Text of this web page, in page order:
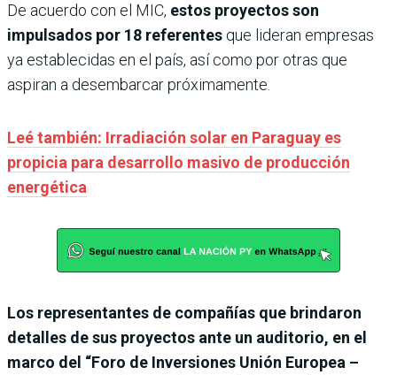
De acuerdo con el MIC, estos proyectos son
impulsados por 18 referentes que lideran empresas
ya establecidas en el país, así como por otras que
aspiran a desembarcar próximamente.
Leé también: Irradiación solar en Paraguay es
propicia para desarrollo masivo de producción
energética
Los representantes de compañías que brindaron
detalles de sus proyectos ante un auditorio, en el
marco del “Foro de Inversiones Unión Europea –